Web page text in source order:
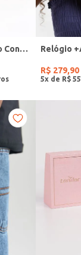
Relógio + Acessório Condor Feminino PRATA
R$ 279,90
5x de R$ 55